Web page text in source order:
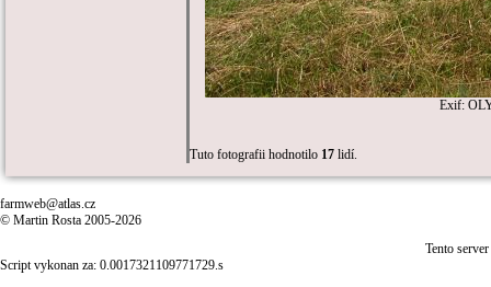
Exif:
Tuto fotografii hodnotilo 17 lidí.
farmweb@atlas.cz
© Martin Rosta 2005-2026
Tento
Script vykonan za: 0.0017321109771729.s